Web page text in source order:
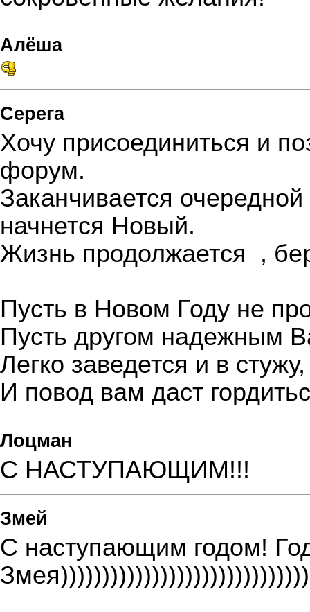
Алёша
Серега
Хочу присоединиться и
форум.
Заканчивается
начнется Новый.
Жизнь продолжается
,
Пусть в Новом Году не
Пусть другом надежным
Легко заведется и в
И повод вам даст
Лоцман
С НАСТУПАЮЩИМ!!!
Змей
С наступающим годом!